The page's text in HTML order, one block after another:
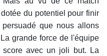
du potentiel pour finir
que nous allons
grande force de l'équipe
avec un joli but. La